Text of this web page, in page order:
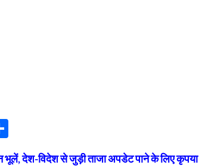
देश-विदेश से जुड़ी ताजा अपडेट पाने के लिए कृपया